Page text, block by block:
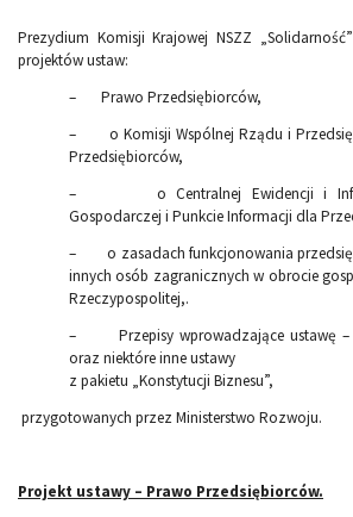
Prezydium Komisji Krajowej NSZZ
projektów ustaw:
– Prawo Przedsiębiorców,
– o Komisji Wspólnej Rządu i
Przedsiębiorców,
– o Centralnej Ewidencji i
Gospodarczej i Punkcie Informacji dla
– o zasadach funkcjonowania
innych osób zagranicznych w obrocie
Rzeczypospolitej,.
– Przepisy wprowadzające ustawę –
oraz niektóre inne ustawy
z pakietu „Konstytucji Biznesu”,
przygotowanych przez Ministerstwo Rozwoju.
Projekt ustawy – Prawo Przedsiębiorców.